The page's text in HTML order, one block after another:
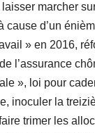
marcher
cause d’un
» en 2016,
l’assurance
», loi pour
inoculer la
trimer les